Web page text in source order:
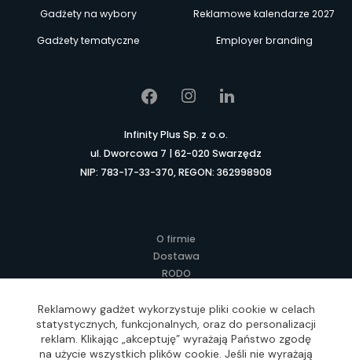
Gadżety na wybory
Reklamowe kalendarze 2027
Gadżety tematyczne
Employer branding
Infinity Plus Sp. z o.o.
ul. Dworcowa 7 | 62-020 Swarzędz
NIP: 783-17-33-370, REGON: 362998908
O firmie
Dostawa
RODO
Regulamin
Lokalne Gadżety Reklamowe
Jak zamawiać?
Reklamowy gadżet wykorzystuje pliki cookie w celach
statystycznych, funkcjonalnych, oraz do personalizacji
reklam. Klikając „akceptuję” wyrażają Państwo zgodę
na użycie wszystkich plików cookie. Jeśli nie wyrażają